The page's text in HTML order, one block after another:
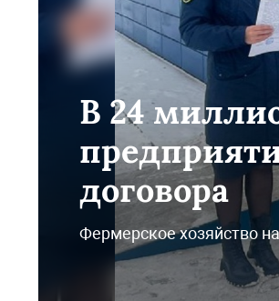
В 24
договора
Фермерское хозяйство